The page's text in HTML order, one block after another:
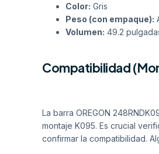
Color: Gris
Peso (con empaque):
Volumen: 49.2
Compatibilidad
La barra OREGON
montaje K095. Es crucial
confirmar la compatibilidad.